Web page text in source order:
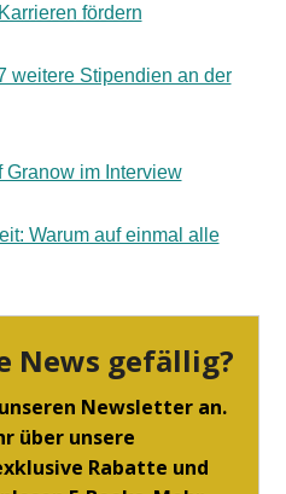
fördern
weitere Stipendien an der
im Interview
Warum auf einmal alle